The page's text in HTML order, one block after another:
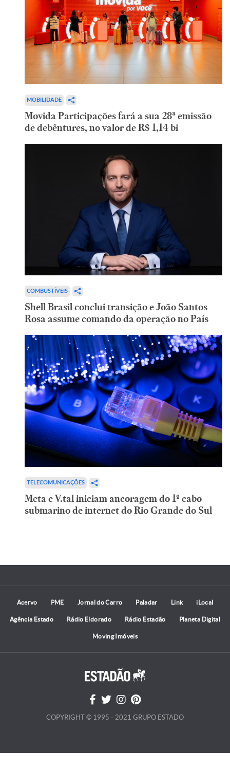
MOBILIDADE
Movida Participações fará a sua 28ª emissão
de debêntures, no valor de R$ 1,14 bi
COMBUSTÍVEIS
Shell Brasil conclui transição e João Santos
Rosa assume comando da operação no País
TELECOMUNICAÇÕES
Meta e V.tal iniciam ancoragem do 1º cabo
submarino de internet do Rio Grande do Sul
Acervo PME Jornal do Carro Paladar Link iLocal
Agência Estado Rádio Eldorado Rádio Estadão Planeta Digital
Moving Imóveis
COPYRIGHT © 1995 - 2021 GRUPO ESTADO